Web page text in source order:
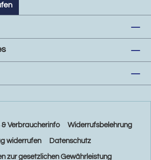
& Verbraucherinfo Widerrufsbelehrung
widerrufen Datenschutz
zur gesetzlichen Gewährleistung